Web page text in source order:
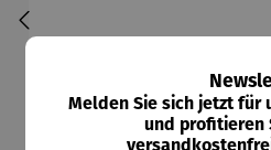
Melden Sie sich jetzt für
und profitieren